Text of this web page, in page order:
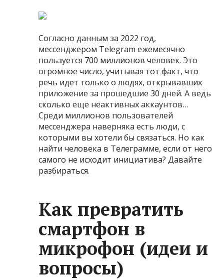
Согласно данным за 2022 год,
мессенджером Telegram ежемесячно
пользуется 700 миллионов человек. Это
огромное число, учитывая тот факт, что
речь идет только о людях, открывавших
приложение за прошедшие 30 дней. А ведь
сколько еще неактивных аккаунтов…
Среди миллионов пользователей
мессенджера наверняка есть люди, с
которыми вы хотели бы связаться. Но как
найти человека в Телеграмме, если от него
самого не исходит инициатива? Давайте
разбираться.
Как превратить
смартфон в
микрофон (идеи и
вопросы)